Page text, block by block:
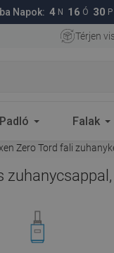
Napok: 4 N 16 Ó 30 P
Térjen
Padló Falak
Zero Tord fali